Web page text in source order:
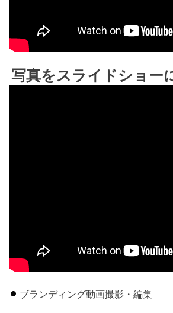
写真をスライドショー
ブランディング動画撮影・編集